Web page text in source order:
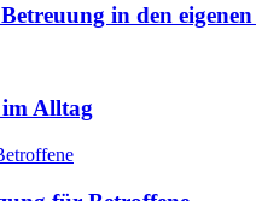
in den
Alltag